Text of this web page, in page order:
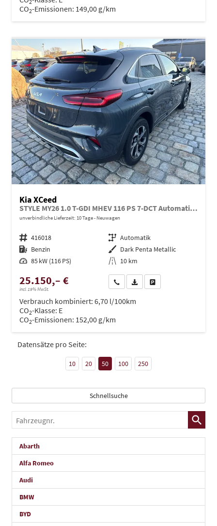
2
CO2-Emissionen: 149,00 g/km
Kia XCeed
STYLE MY26 1.0 T-GDI MHEV 116 PS 7-DCT Automatik-Teilleder-Navi-SHZ-beheizbares Lenkrad-Klimaautomatik 2Zonen-LED-Kamera-2xPDC-16"Alu-Sofort
unverbindliche Lieferzeit: 10 Tage Neuwagen
Fahrzeugnr. 416018 Getriebe Automatik
Kraftstoff Benzin Außenfarbe Dark Penta Metallic
Leistung 85 kW (116 PS) Kilometerstand 10 km
25.150,– €
incl. 19% MwSt.
Wir rufen Sie anPDF-Datei, Fahrzeugexposé
Verbrauch kombiniert: 6,70 l/100km
CO2-Klasse: E
CO2-Emissionen: 152,00 g/km
Datensätze pro Seite:
10 20 50 100 250
Schnellsuche
Fahrzeugnr.
Abarth
Alfa Romeo
Audi
BMW
BYD